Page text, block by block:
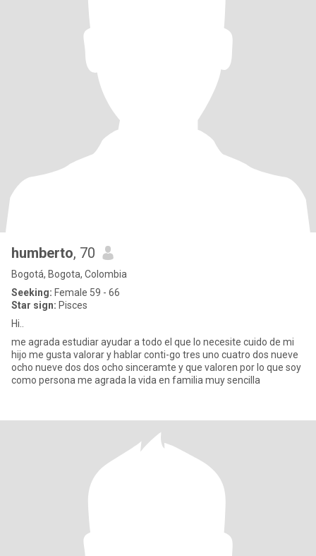
humberto, 70
Bogotá, Bogota, Colombia
Seeking: Female 59 - 66
Star sign: Pisces
Hi..
me agrada estudiar ayudar a todo el que lo necesite cuido de mi
hijo me gusta valorar y hablar conti-go tres uno cuatro dos nueve
ocho nueve dos dos ocho sinceramte y que valoren por lo que soy
como persona me agrada la vida en familia muy sencilla